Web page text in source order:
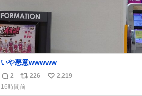
いや悪意wwwww
返
信
2
リ
ポ
226
い
2,219
16時間前